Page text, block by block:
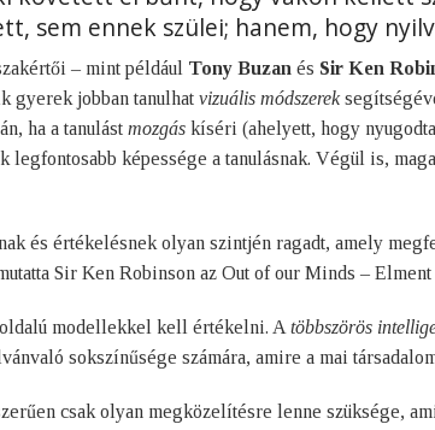
sem ennek szülei; hanem, hogy
– mint például Tony Buzan és Sir Ken
gyerek jobban tanulhat vizuális módszerek
ha a tanulást mozgás kíséri (ahelyett, hogy
legfontosabb képessége a tanulásnak. Végül is, maga
és értékelésnek olyan szintjén ragadt, amely
Sir Ken Robinson az Out of our Minds – Elment
modellekkel kell értékelni. A többszörös
sokszínűsége számára, amire a mai
csak olyan megközelítésre lenne szüksége,